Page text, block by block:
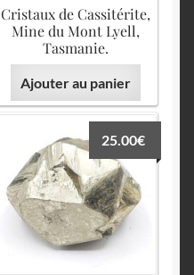
Cristaux de Cassitérite,
Mine du Mont Lyell,
Tasmanie.
Ajouter au panier
25.00€